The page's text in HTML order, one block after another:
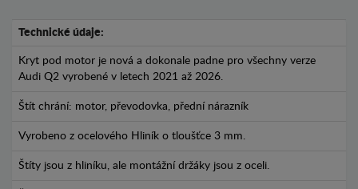
Technické údaje:
Kryt pod motor je nová a dokonale padne pro všechny verze
Audi Q2 vyrobené v letech 2021 až 2026.
Štít chrání: motor, převodovka, přední nárazník
Vyrobeno z ocelového Hliník o tloušťce 3 mm.
Štíty jsou z hliníku, ale montážní držáky jsou z oceli.